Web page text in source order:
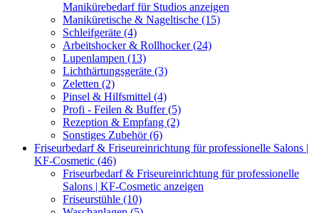
Manikürebedarf für Studios anzeigen
Maniküretische & Nageltische (15)
Schleifgeräte (4)
Arbeitshocker & Rollhocker (24)
Lupenlampen (13)
Lichthärtungsgeräte (3)
Zeletten (2)
Pinsel & Hilfsmittel (4)
Profi - Feilen & Buffer (5)
Rezeption & Empfang (2)
Sonstiges Zubehör (6)
Friseurbedarf & Friseureinrichtung für professionelle Salons |
KF-Cosmetic (46)
Friseurbedarf & Friseureinrichtung für professionelle
Salons | KF-Cosmetic anzeigen
Friseurstühle (10)